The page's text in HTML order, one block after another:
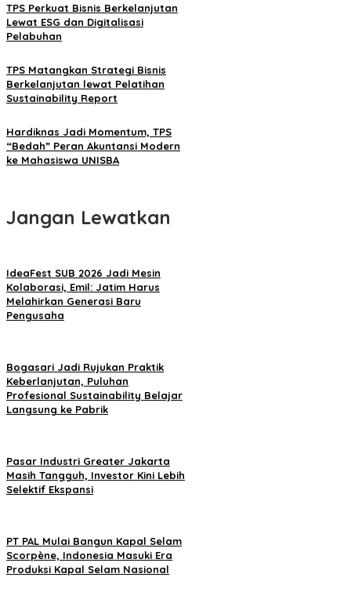
TPS Perkuat Bisnis Berkelanjutan
Lewat ESG dan Digitalisasi
Pelabuhan
TPS Matangkan Strategi Bisnis
Berkelanjutan lewat Pelatihan
Sustainability Report
Hardiknas Jadi Momentum, TPS
“Bedah” Peran Akuntansi Modern
ke Mahasiswa UNISBA
Jangan Lewatkan
IdeaFest SUB 2026 Jadi Mesin
Kolaborasi, Emil: Jatim Harus
Melahirkan Generasi Baru
Pengusaha
Bogasari Jadi Rujukan Praktik
Keberlanjutan, Puluhan
Profesional Sustainability Belajar
Langsung ke Pabrik
Pasar Industri Greater Jakarta
Masih Tangguh, Investor Kini Lebih
Selektif Ekspansi
PT PAL Mulai Bangun Kapal Selam
Scorpène, Indonesia Masuki Era
Produksi Kapal Selam Nasional